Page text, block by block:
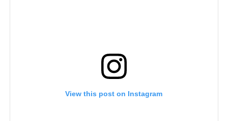
View this post on Instagram